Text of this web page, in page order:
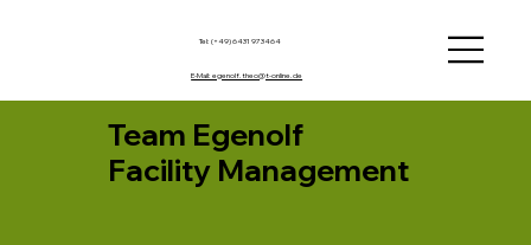
Tel: (+49) 6431 973464
E-Mail: egenolf.theo@t-online.de
Team Egenolf
Facility Management